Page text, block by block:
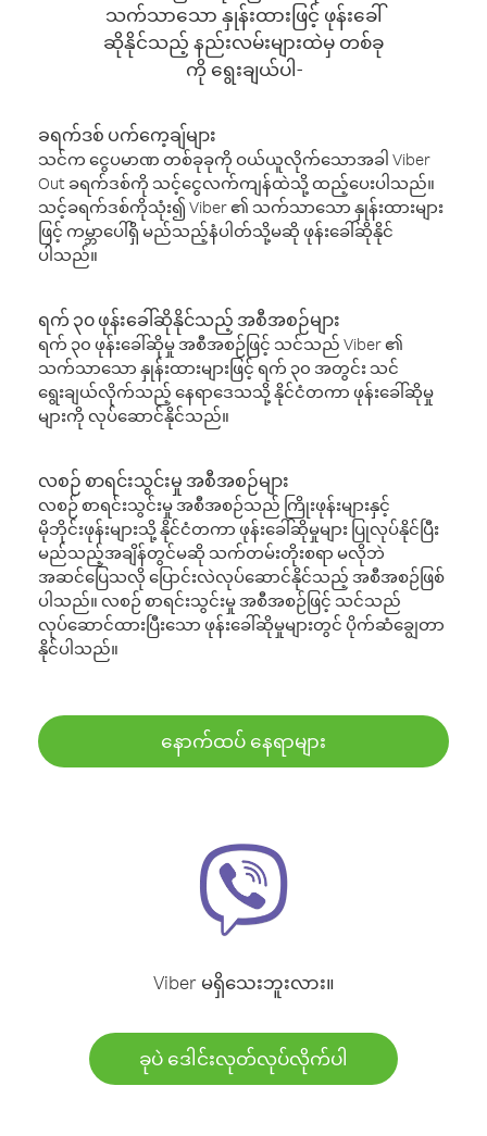
သက်သာသော နှုန်းထားဖြင့် ဖုန်းခေါ်
ဆိုနိုင်သည့် နည်းလမ်းများထဲမှ တစ်ခု
ကို ရွေးချယ်ပါ-
ခရက်ဒစ် ပက်ကေ့ချ်များ
သင်က ငွေပမာဏ တစ်ခုခုကို ဝယ်ယူလိုက်သောအခါ Viber
Out ခရက်ဒစ်ကို သင့်ငွေလက်ကျန်ထဲသို့ ထည့်ပေးပါသည်။
သင့်ခရက်ဒစ်ကိုသုံး၍ Viber ၏ သက်သာသော နှုန်းထားများ
ဖြင့် ကမ္ဘာပေါ်ရှိ မည်သည့်နံပါတ်သို့မဆို ဖုန်းခေါ်ဆိုနိုင်
ပါသည်။
ရက် ၃၀ ဖုန်းခေါ်ဆိုနိုင်သည့် အစီအစဉ်များ
ရက် ၃၀ ဖုန်းခေါ်ဆိုမှု အစီအစဉ်ဖြင့် သင်သည် Viber ၏
သက်သာသော နှုန်းထားများဖြင့် ရက် ၃၀ အတွင်း သင်
ရွေးချယ်လိုက်သည့် နေရာဒေသသို့ နိုင်ငံတကာ ဖုန်းခေါ်ဆိုမှု
များကို လုပ်ဆောင်နိုင်သည်။
လစဉ် စာရင်းသွင်းမှု အစီအစဉ်များ
လစဉ် စာရင်းသွင်းမှု အစီအစဉ်သည် ကြိုးဖုန်းများနှင့်
မိုဘိုင်းဖုန်းများသို့ နိုင်ငံတကာ ဖုန်းခေါ်ဆိုမှုများ ပြုလုပ်နိုင်ပြီး
မည်သည့်အချိန်တွင်မဆို သက်တမ်းတိုးစရာ မလိုဘဲ
အဆင်ပြေသလို ပြောင်းလဲလုပ်ဆောင်နိုင်သည့် အစီအစဉ်ဖြစ်
ပါသည်။ လစဉ် စာရင်းသွင်းမှု အစီအစဉ်ဖြင့် သင်သည်
လုပ်ဆောင်ထားပြီးသော ဖုန်းခေါ်ဆိုမှုများတွင် ပိုက်ဆံချွေတာ
နိုင်ပါသည်။
နောက်ထပ် နေရာများ
Viber မရှိသေးဘူးလား။
ခုပဲ ဒေါင်းလုတ်လုပ်လိုက်ပါ